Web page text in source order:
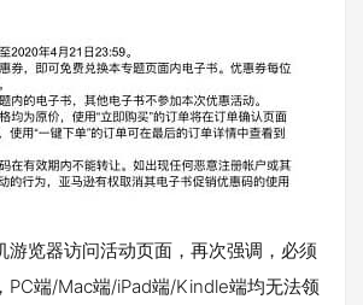
游览器访问活动页面，再次强调，必须
PC端/Mac端/iPad端/Kindle端均无法领